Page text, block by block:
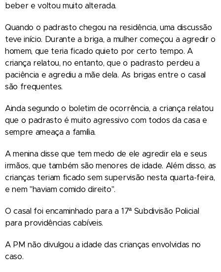
beber e voltou muito alterada.
Quando o padrasto chegou na residência, uma discussão
teve início. Durante a briga, a mulher começou a agredir o
homem, que teria ficado quieto por certo tempo. A
criança relatou, no entanto, que o padrasto perdeu a
paciência e agrediu a mãe dela. As brigas entre o casal
são frequentes.
Ainda segundo o boletim de ocorrência, a criança relatou
que o padrasto é muito agressivo com todos da casa e
sempre ameaça a família.
A menina disse que tem medo de ele agredir ela e seus
irmãos, que também são menores de idade. Além disso, as
crianças teriam ficado sem supervisão nesta quarta-feira,
e nem "haviam comido direito".
O casal foi encaminhado para a 17ª Subdivisão Policial
para providências cabíveis.
A PM não divulgou a idade das crianças envolvidas no
caso.